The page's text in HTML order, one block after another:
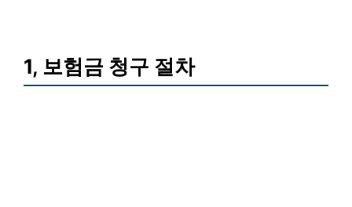
1, 보험금 청구 절차